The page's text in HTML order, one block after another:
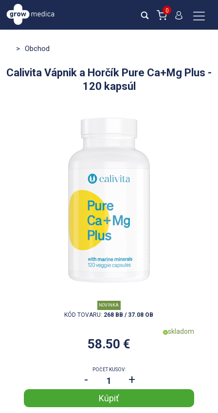
0
> Obchod
Calivita Vápnik a Horčík Pure Ca+Mg Plus -
120 kapsúl
NOVINKA
KÓD TOVARU: 268 BB / 37.08 OB
skladom
58.50 €
POČET KUSOV:
- +